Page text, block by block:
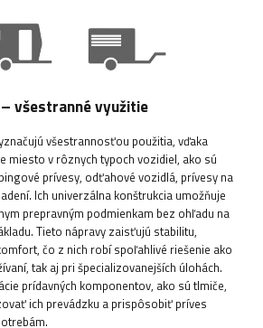
všestranné využitie
všestrannosťou použitia, vďaka
miesto v rôznych typoch vozidiel, ako sú
prívesy, odťahové vozidlá, prívesy na
Ich univerzálna konštrukcia umožňuje
prepravným podmienkam bez ohľadu na
Tieto nápravy zaisťujú stabilitu,
čo z nich robí spoľahlivé riešenie ako
tak aj pri špecializovanejších úlohách.
prídavných komponentov, ako sú tlmiče,
ich prevádzku a prispôsobiť príves